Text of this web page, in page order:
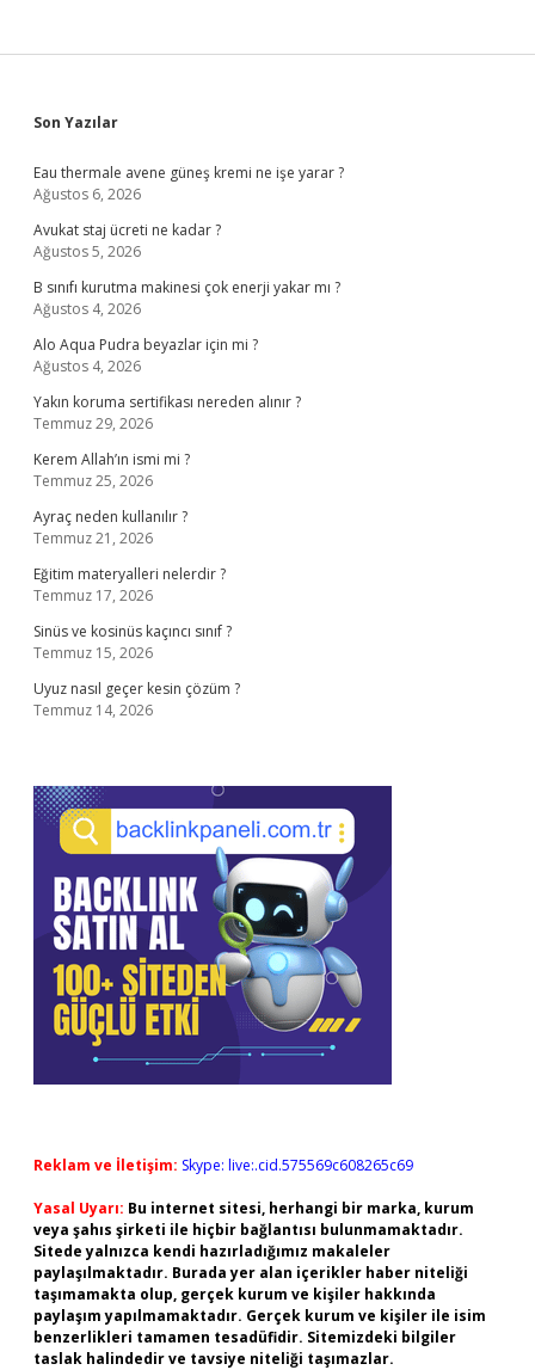
Sidebar
Son Yazılar
Eau thermale avene güneş kremi ne işe yarar ?
Ağustos 6, 2026
Avukat staj ücreti ne kadar ?
Ağustos 5, 2026
B sınıfı kurutma makinesi çok enerji yakar mı ?
Ağustos 4, 2026
Alo Aqua Pudra beyazlar için mi ?
Ağustos 4, 2026
Yakın koruma sertifikası nereden alınır ?
Temmuz 29, 2026
Kerem Allah’ın ismi mi ?
Temmuz 25, 2026
Ayraç neden kullanılır ?
Temmuz 21, 2026
Eğitim materyalleri nelerdir ?
Temmuz 17, 2026
Sinüs ve kosinüs kaçıncı sınıf ?
Temmuz 15, 2026
Uyuz nasıl geçer kesin çözüm ?
Temmuz 14, 2026
Reklam ve İletişim: Skype: live:.cid.575569c608265c69
Yasal Uyarı: Bu internet sitesi, herhangi bir marka, kurum
veya şahıs şirketi ile hiçbir bağlantısı bulunmamaktadır.
Sitede yalnızca kendi hazırladığımız makaleler
paylaşılmaktadır. Burada yer alan içerikler haber niteliği
taşımamakta olup, gerçek kurum ve kişiler hakkında
paylaşım yapılmamaktadır. Gerçek kurum ve kişiler ile isim
benzerlikleri tamamen tesadüfidir. Sitemizdeki bilgiler
taslak halindedir ve tavsiye niteliği taşımazlar.